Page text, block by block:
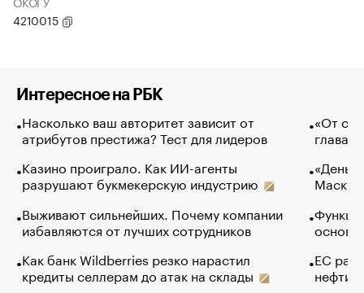
4210015
Интересное на РБК
Насколько ваш авторитет зависит от
атрибутов престижа? Тест для лидеров
Казино проиграло. Как ИИ-агенты
разрушают букмекерскую индустрию
Выживают сильнейших. Почему компании
избавляются от лучших сотрудников
Как банк Wildberries резко нарастил
кредиты селлерам до атак на склады
«От
глава
Маск в
основ
ЕС
нефти